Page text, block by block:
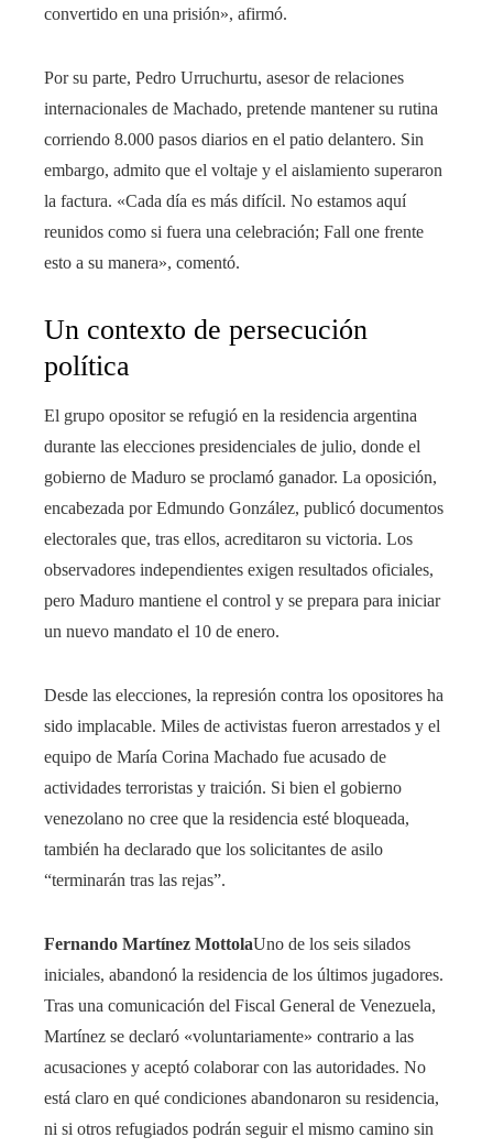
convertido en una prisión», afirmó.
Por su parte, Pedro Urruchurtu, asesor de relaciones
internacionales de Machado, pretende mantener su rutina
corriendo 8.000 pasos diarios en el patio delantero. Sin
embargo, admito que el voltaje y el aislamiento superaron
la factura. «Cada día es más difícil. No estamos aquí
reunidos como si fuera una celebración; Fall one frente
esto a su manera», comentó.
Un contexto de persecución
política
El grupo opositor se refugió en la residencia argentina
durante las elecciones presidenciales de julio, donde el
gobierno de Maduro se proclamó ganador. La oposición,
encabezada por Edmundo González, publicó documentos
electorales que, tras ellos, acreditaron su victoria. Los
observadores independientes exigen resultados oficiales,
pero Maduro mantiene el control y se prepara para iniciar
un nuevo mandato el 10 de enero.
Desde las elecciones, la represión contra los opositores ha
sido implacable. Miles de activistas fueron arrestados y el
equipo de María Corina Machado fue acusado de
actividades terroristas y traición. Si bien el gobierno
venezolano no cree que la residencia esté bloqueada,
también ha declarado que los solicitantes de asilo
“terminarán tras las rejas”.
Fernando Martínez MottolaUno de los seis silados
iniciales, abandonó la residencia de los últimos jugadores.
Tras una comunicación del Fiscal General de Venezuela,
Martínez se declaró «voluntariamente» contrario a las
acusaciones y aceptó colaborar con las autoridades. No
está claro en qué condiciones abandonaron su residencia,
ni si otros refugiados podrán seguir el mismo camino sin